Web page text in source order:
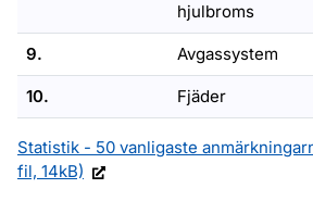
hjulbroms
9. Avgassystem
10. Fjäder
Statistik - 50 vanligaste
fil, 14kB)